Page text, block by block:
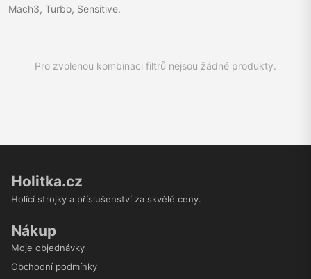
Mach3, Turbo, Sensitive.
Pro zvolenou kombinaci filtrů nejsou žádné produkty.
Holitka.cz
Holící strojky a příslušenství za skvělé ceny.
Nákup
Moje objednávky
Obchodní podmínky